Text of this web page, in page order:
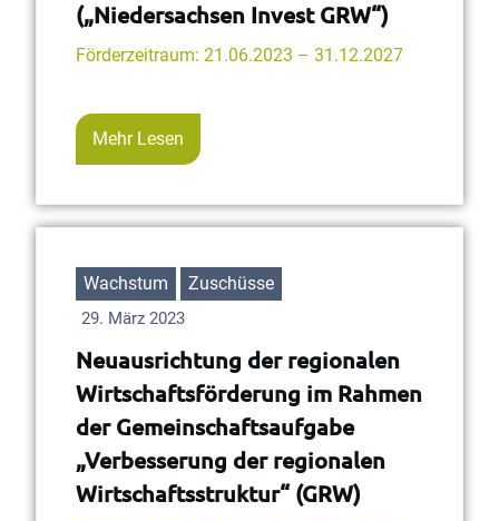
(„Niedersachsen Invest GRW“)
Förderzeitraum: 21.06.2023 – 31.12.2027
Mehr Lesen
Wachstum Zuschüsse
29. März 2023
Neuausrichtung der regionalen
Wirtschaftsförderung im Rahmen
der Gemeinschaftsaufgabe
„Verbesserung der regionalen
Wirtschaftsstruktur“ (GRW)